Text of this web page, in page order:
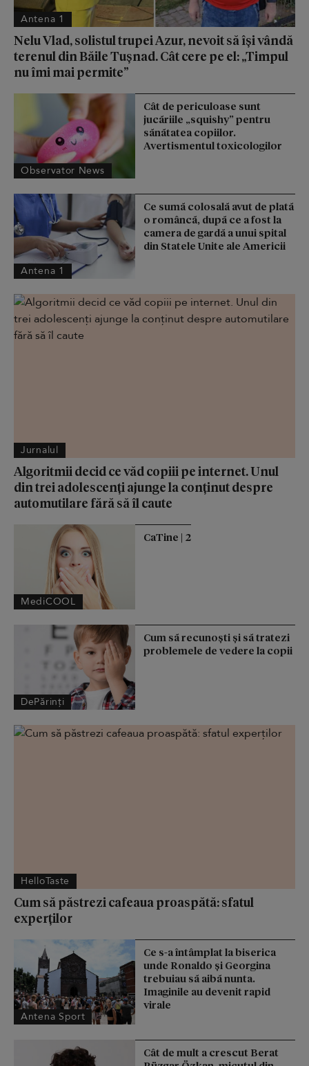
Antena 1
Nelu Vlad, solistul trupei Azur, nevoit să își vândă
terenul din Băile Tușnad. Cât cere pe el: „Timpul
nu îmi mai permite”
Observator News
Cât de periculoase sunt
jucăriile „squishy” pentru
sănătatea copiilor.
Avertismentul toxicologilor
Antena 1
Ce sumă colosală avut de plată
o româncă, după ce a fost la
camera de gardă a unui spital
din Statele Unite ale Americii
Jurnalul
Algoritmii decid ce văd copiii pe internet. Unul
din trei adolescenți ajunge la conținut despre
automutilare fără să îl caute
MediCOOL
CaTine | 2
DePărinți
Cum să recunoști și să tratezi
problemele de vedere la copii
HelloTaste
Cum să păstrezi cafeaua proaspătă: sfatul
experților
Antena Sport
Ce s-a întâmplat la biserica
unde Ronaldo şi Georgina
trebuiau să aibă nunta.
Imaginile au devenit rapid
virale
Cât de mult a crescut Berat